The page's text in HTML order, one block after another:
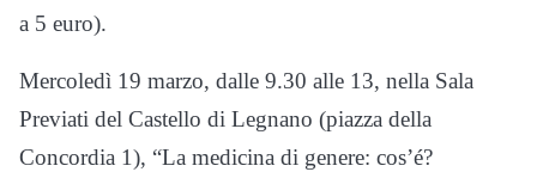
a 5 euro).
Mercoledì 19 marzo, dalle 9.30 alle 13, nella Sala
Previati del Castello di Legnano (piazza della
Concordia 1), “La medicina di genere: cos’é?